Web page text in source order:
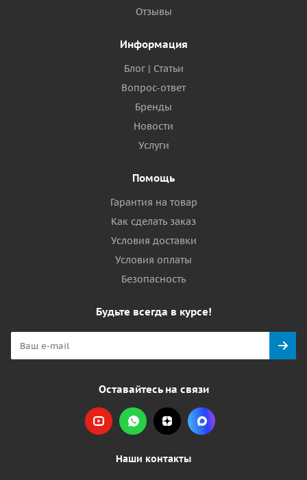
Отзывы
Информация
Блог | Статьи
Вопрос-ответ
Бренды
Новости
Услуги
Помощь
Гарантия на товар
Как сделать заказ
Условия доставки
Условия оплаты
Безопасность
Будьте всегда в курсе!
Оставайтесь на связи
Наши контакты